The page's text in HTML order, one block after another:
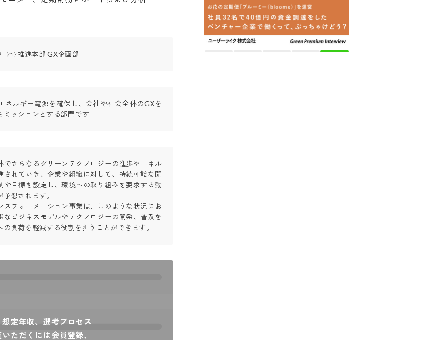
ｰｼｮﾝ推進本部 GX企画部
ネルギー電源を確保し、会社や社会全体のGXを
ミッションとする部門です
でさらなるグリーンテクノロジーの進歩やエネル
されていき、企業や組織に対して、持続可能な開
や目標を設定し、環境への取り組みを要求する動
想されます。
スフォーメーション事業は、このような状況にお
なビジネスモデルやテクノロジーの開発、普及を
の負荷を軽減する役割を担うことができます。
定年収、選考プロセス
ただくには会員登録、